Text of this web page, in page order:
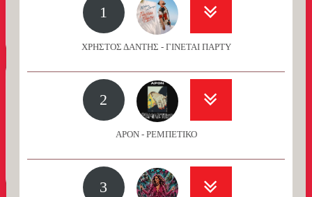
1
ΧΡΗΣΤΟΣ ΔΑΝΤΗΣ - ΓΙΝΕΤΑΙ ΠΑΡΤΥ
2
APON - ΡΕΜΠΕΤΙΚΟ
3